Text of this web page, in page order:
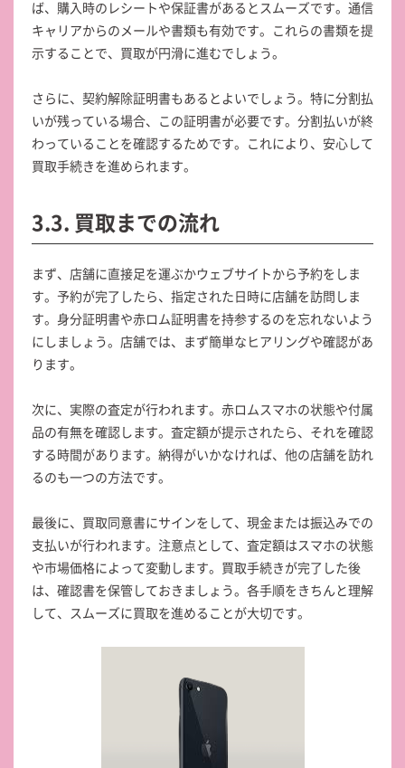
ば、購入時のレシートや保証書があるとスムーズです。通信
キャリアからのメールや書類も有効です。これらの書類を提
示することで、買取が円滑に進むでしょう。
さらに、契約解除証明書もあるとよいでしょう。特に分割払
いが残っている場合、この証明書が必要です。分割払いが終
わっていることを確認するためです。これにより、安心して
買取手続きを進められます。
3.3. 買取までの流れ
まず、店舗に直接足を運ぶかウェブサイトから予約をしま
す。予約が完了したら、指定された日時に店舗を訪問しま
す。身分証明書や赤ロム証明書を持参するのを忘れないよう
にしましょう。店舗では、まず簡単なヒアリングや確認があ
ります。
次に、実際の査定が行われます。赤ロムスマホの状態や付属
品の有無を確認します。査定額が提示されたら、それを確認
する時間があります。納得がいかなければ、他の店舗を訪れ
るのも一つの方法です。
最後に、買取同意書にサインをして、現金または振込みでの
支払いが行われます。注意点として、査定額はスマホの状態
や市場価格によって変動します。買取手続きが完了した後
は、確認書を保管しておきましょう。各手順をきちんと理解
して、スムーズに買取を進めることが大切です。